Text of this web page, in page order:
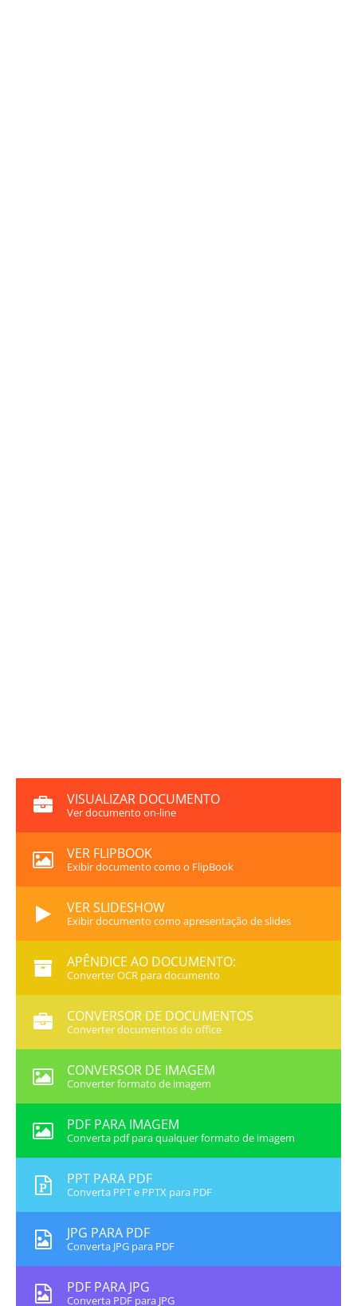
VISUALIZAR DOCUMENTO
Ver documento on-line
VER FLIPBOOK
Exibir documento como o FlipBook
VER SLIDESHOW
Exibir documento como apresentação de slides
APÊNDICE AO DOCUMENTO:
Converter OCR para documento
CONVERSOR DE DOCUMENTOS
Converter documentos do office
CONVERSOR DE IMAGEM
Converter formato de imagem
PDF PARA IMAGEM
Converta pdf para qualquer formato de imagem
PPT PARA PDF
Converta PPT e PPTX para PDF
JPG PARA PDF
Converta JPG para PDF
PDF PARA JPG
Converta PDF para JPG